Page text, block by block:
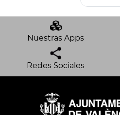
Nuestras Apps
Redes Sociales